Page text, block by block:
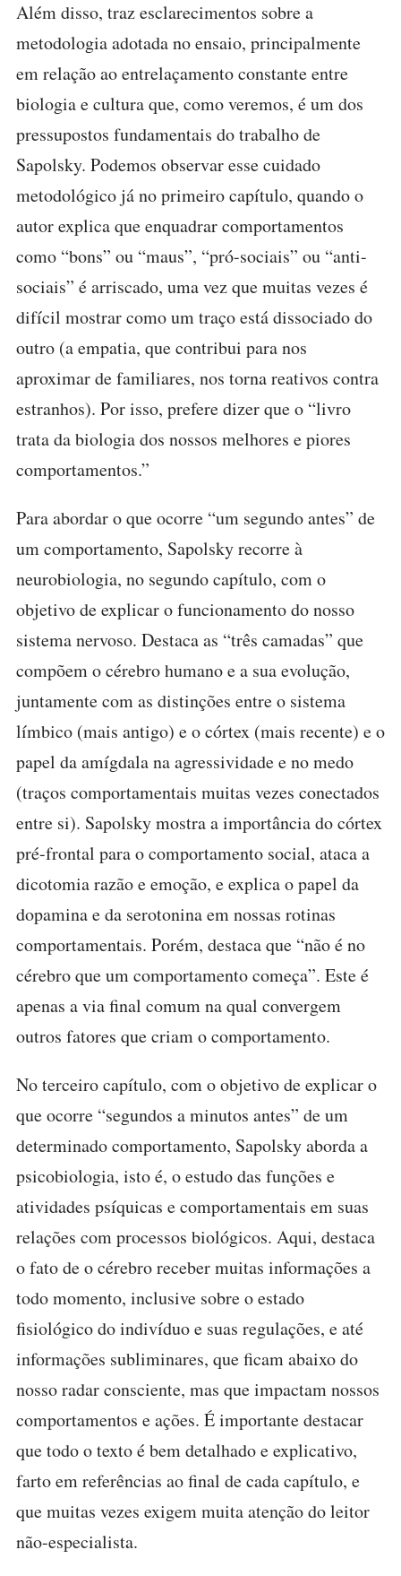
Além disso, traz esclarecimentos sobre a
metodologia adotada no ensaio, principalmente
em relação ao entrelaçamento constante entre
biologia e cultura que, como veremos, é um dos
pressupostos fundamentais do trabalho de
Sapolsky. Podemos observar esse cuidado
metodológico já no primeiro capítulo, quando o
autor explica que enquadrar comportamentos
como “bons” ou “maus”, “pró-sociais” ou “anti-
sociais” é arriscado, uma vez que muitas vezes é
difícil mostrar como um traço está dissociado do
outro (a empatia, que contribui para nos
aproximar de familiares, nos torna reativos contra
estranhos). Por isso, prefere dizer que o “livro
trata da biologia dos nossos melhores e piores
comportamentos.”
Para abordar o que ocorre “um segundo antes” de
um comportamento, Sapolsky recorre à
neurobiologia, no segundo capítulo, com o
objetivo de explicar o funcionamento do nosso
sistema nervoso. Destaca as “três camadas” que
compõem o cérebro humano e a sua evolução,
juntamente com as distinções entre o sistema
límbico (mais antigo) e o córtex (mais recente) e o
papel da amígdala na agressividade e no medo
(traços comportamentais muitas vezes conectados
entre si). Sapolsky mostra a importância do córtex
pré-frontal para o comportamento social, ataca a
dicotomia razão e emoção, e explica o papel da
dopamina e da serotonina em nossas rotinas
comportamentais. Porém, destaca que “não é no
cérebro que um comportamento começa”. Este é
apenas a via final comum na qual convergem
outros fatores que criam o comportamento.
No terceiro capítulo, com o objetivo de explicar o
que ocorre “segundos a minutos antes” de um
determinado comportamento, Sapolsky aborda a
psicobiologia, isto é, o estudo das funções e
atividades psíquicas e comportamentais em suas
relações com processos biológicos. Aqui, destaca
o fato de o cérebro receber muitas informações a
todo momento, inclusive sobre o estado
fisiológico do indivíduo e suas regulações, e até
informações subliminares, que ficam abaixo do
nosso radar consciente, mas que impactam nossos
comportamentos e ações. É importante destacar
que todo o texto é bem detalhado e explicativo,
farto em referências ao final de cada capítulo, e
que muitas vezes exigem muita atenção do leitor
não-especialista.